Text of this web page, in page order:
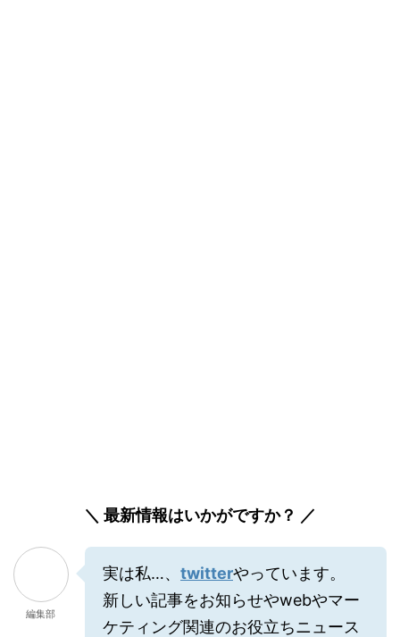
＼ 最新情報はいかがですか？ ／
編集部
実は私…、 twitterやっています。
新しい記事をお知らせやwebやマー
ケティング関連のお役立ちニュース